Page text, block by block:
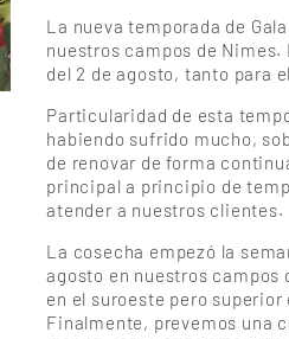
La nueva temporada de
nuestros campos de
del 2 de agosto, tanto para
Particularidad de esta
habiendo sufrido mucho,
de renovar de forma
principal a principio de
atender a nuestros clientes.
La cosecha empezó la
agosto en nuestros campos
en el suroeste pero
Finalmente, prevemos una